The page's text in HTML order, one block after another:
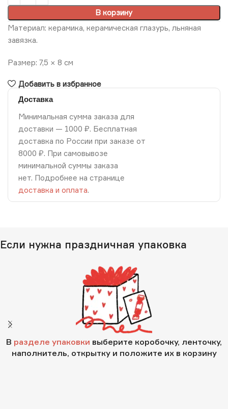
В корзину
Материал: керамика, керамическая глазурь, льняная
завязка.
Размер: 7,5 × 8 см
Добавить в избранное
Доставка
Минимальная сумма заказа для
доставки — 1000 ₽. Бесплатная
доставка по России при заказе от
8000 ₽. При самовывозе
минимальной суммы заказа
нет. Подробнее на странице
доставка и оплата.
Если нужна праздничная упаковка
В разделе упаковки выберите коробочку, ленточку,
наполнитель, открытку и положите их в корзину